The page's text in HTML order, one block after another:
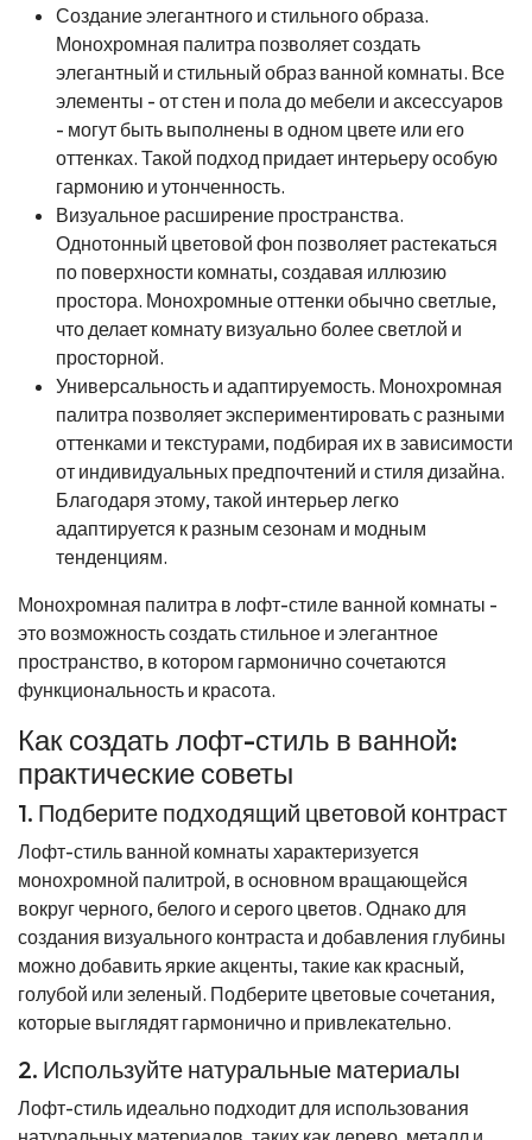
Создание элегантного и стильного образа.
Монохромная палитра позволяет создать
элегантный и стильный образ ванной комнаты. Все
элементы - от стен и пола до мебели и аксессуаров
- могут быть выполнены в одном цвете или его
оттенках. Такой подход придает интерьеру особую
гармонию и утонченность.
Визуальное расширение пространства.
Однотонный цветовой фон позволяет растекаться
по поверхности комнаты, создавая иллюзию
простора. Монохромные оттенки обычно светлые,
что делает комнату визуально более светлой и
просторной.
Универсальность и адаптируемость. Монохромная
палитра позволяет экспериментировать с разными
оттенками и текстурами, подбирая их в зависимости
от индивидуальных предпочтений и стиля дизайна.
Благодаря этому, такой интерьер легко
адаптируется к разным сезонам и модным
тенденциям.
Монохромная палитра в лофт-стиле ванной комнаты -
это возможность создать стильное и элегантное
пространство, в котором гармонично сочетаются
функциональность и красота.
Как создать лофт-стиль в ванной:
практические советы
1. Подберите подходящий цветовой контраст
Лофт-стиль ванной комнаты характеризуется
монохромной палитрой, в основном вращающейся
вокруг черного, белого и серого цветов. Однако для
создания визуального контраста и добавления глубины
можно добавить яркие акценты, такие как красный,
голубой или зеленый. Подберите цветовые сочетания,
которые выглядят гармонично и привлекательно.
2. Используйте натуральные материалы
Лофт-стиль идеально подходит для использования